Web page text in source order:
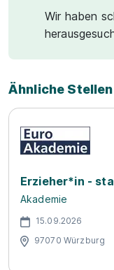
Wir haben
Ähnliche Stellen
Erzieher*in -
Akademie
15.09.2026
97070 Würzburg